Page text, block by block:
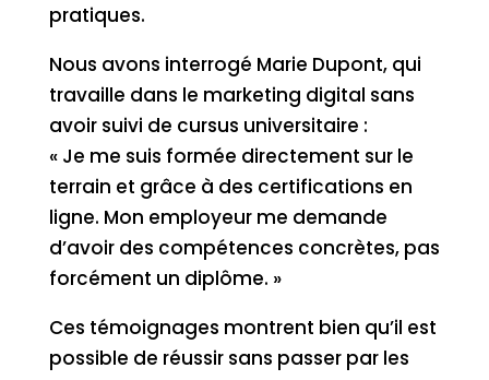
pratiques.
Nous avons interrogé Marie Dupont, qui
travaille dans le marketing digital sans
avoir suivi de cursus universitaire :
« Je me suis formée directement sur le
terrain et grâce à des certifications en
ligne. Mon employeur me demande
d’avoir des compétences concrètes, pas
forcément un diplôme. »
Ces témoignages montrent bien qu’il est
possible de réussir sans passer par les